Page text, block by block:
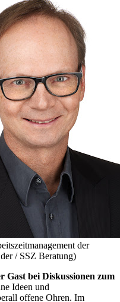
der
/ SSZ Beratung)
Gast bei Diskussionen zum
Ideen und
offene Ohren. Im